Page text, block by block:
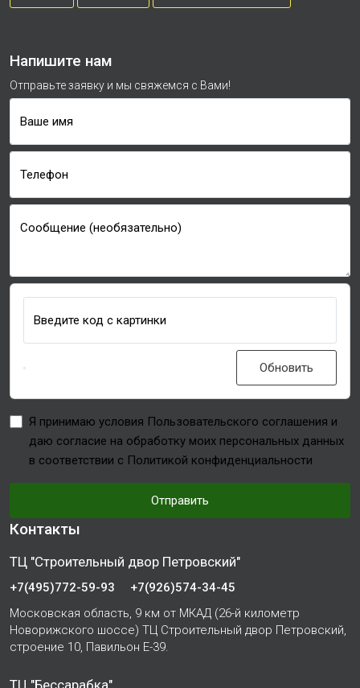
Напишите нам
Отправьте заявку и мы свяжемся с Вами!
Ваше имя
Телефон
Сообщение (необязательно)
Введите код с картинки
Обновить
Я принимаю условия Пользовательского соглашения и
даю согласие на обработку моих персональных данных
в соответствии с Политикой конфиденциальности
Отправить
Контакты
ТЦ "Строительный двор Петровский"
+7(495)772-59-93
+7(926)574-34-45
Московская область, 9 км от МКАД (26-й километр
Новорижского шоссе) ТЦ Строительный двор Петровский,
строение 10, Павильон Е-39.
ТЦ "Бессарабка"